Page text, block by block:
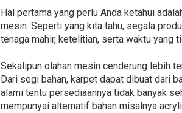
Hal pertama yang perlu Anda ketahui
mesin. Seperti yang kita tahu, segala
tenaga mahir, ketelitian, serta waktu yang
Sekalipun olahan mesin cenderung lebih
Dari segi bahan, karpet dapat dibuat dari
alami tentu persediaannya tidak banyak
mempunyai alternatif bahan misalnya